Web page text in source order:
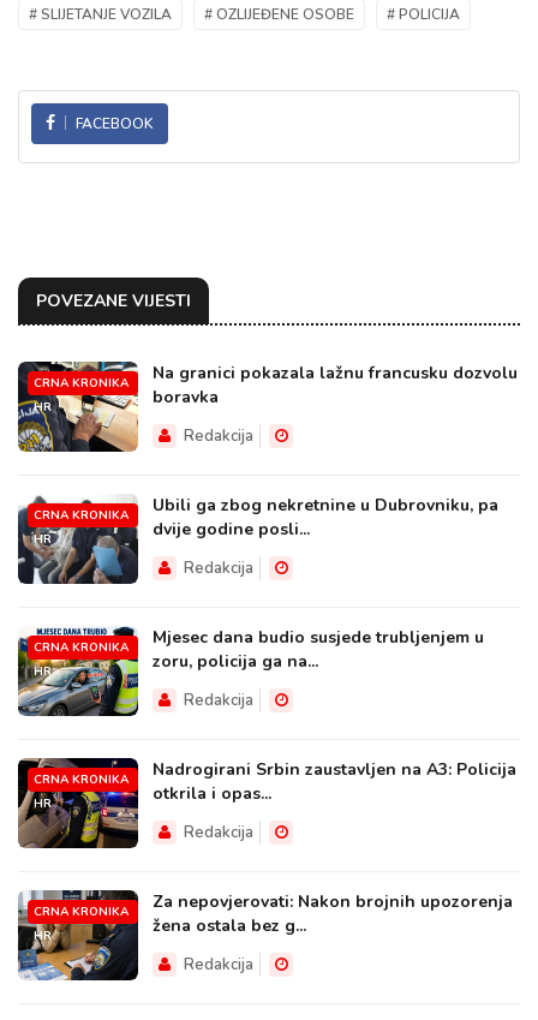
# SLIJETANJE VOZILA # OZLIJEĐENE OSOBE # POLICIJA
FACEBOOK
POVEZANE VIJESTI
CRNA KRONIKA
HR
Na granici pokazala lažnu francusku dozvolu
boravka
Redakcija
CRNA KRONIKA
HR
Ubili ga zbog nekretnine u Dubrovniku, pa
dvije godine posli...
Redakcija
CRNA KRONIKA
HR
Mjesec dana budio susjede trubljenjem u
zoru, policija ga na...
Redakcija
CRNA KRONIKA
HR
Nadrogirani Srbin zaustavljen na A3: Policija
otkrila i opas...
Redakcija
CRNA KRONIKA
HR
Za nepovjerovati: Nakon brojnih upozorenja
žena ostala bez g...
Redakcija